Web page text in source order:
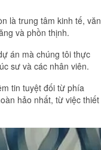
là trung tâm kinh tế, văn
và phồn thịnh.
án mà chúng tôi thực
sư và các nhân viên.
tin tuyệt đối từ phía
hảo nhất, từ việc thiết